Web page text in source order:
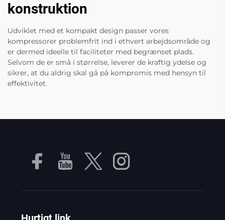
konstruktion
Udviklet med et kompakt design passer vores
kompressorer problemfrit ind i ethvert arbejdsområde og
er dermed ideelle til faciliteter med begrænset plads.
Selvom de er små i størrelse, leverer de kraftig ydelse og
sikrer, at du aldrig skal gå på kompromis med hensyn til
effektivitet.